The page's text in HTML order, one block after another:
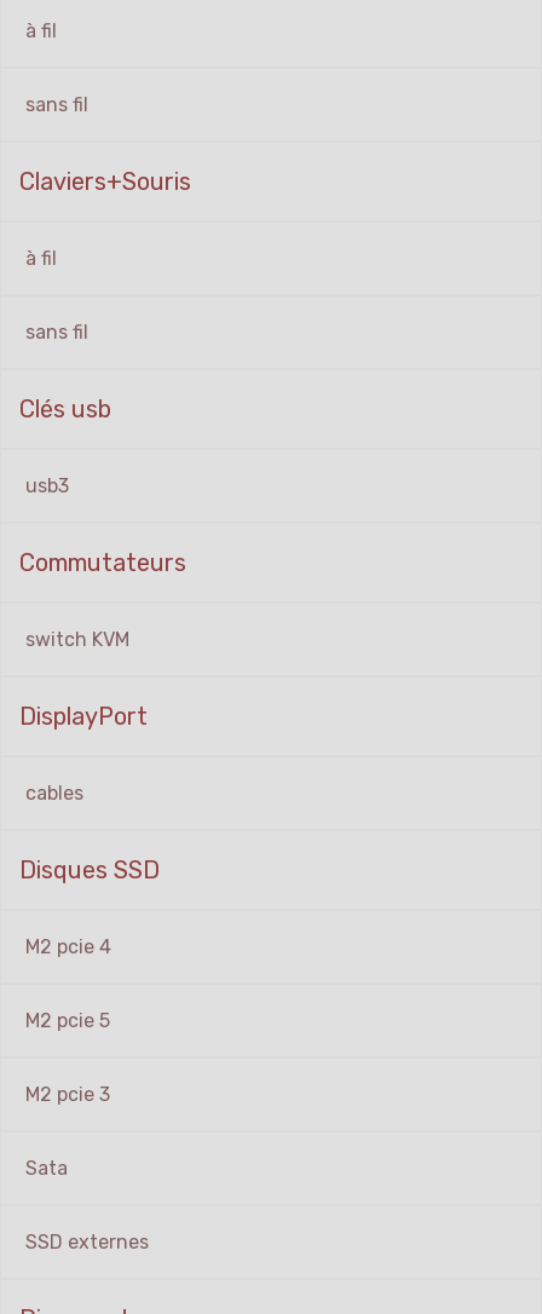
à fil
sans fil
Claviers+Souris
à fil
sans fil
Clés usb
usb3
Commutateurs
switch KVM
DisplayPort
cables
Disques SSD
M2 pcie 4
M2 pcie 5
M2 pcie 3
Sata
SSD externes